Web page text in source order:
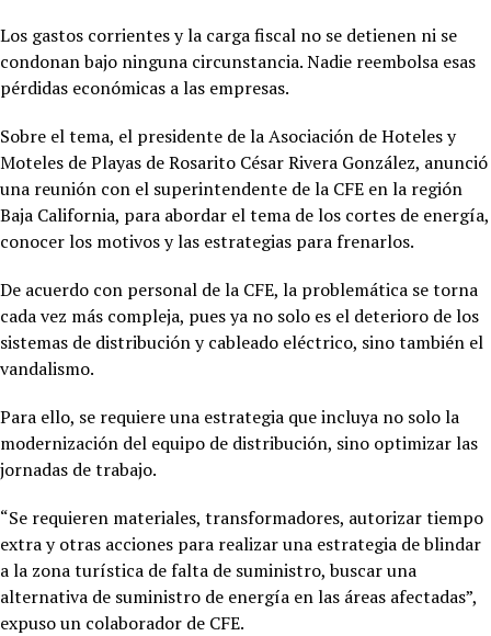
Los gastos corrientes y la carga fiscal no se detienen ni se
condonan bajo ninguna circunstancia. Nadie reembolsa esas
pérdidas económicas a las empresas.
Sobre el tema, el presidente de la Asociación de Hoteles y
Moteles de Playas de Rosarito César Rivera González, anunció
una reunión con el superintendente de la CFE en la región
Baja California, para abordar el tema de los cortes de energía,
conocer los motivos y las estrategias para frenarlos.
De acuerdo con personal de la CFE, la problemática se torna
cada vez más compleja, pues ya no solo es el deterioro de los
sistemas de distribución y cableado eléctrico, sino también el
vandalismo.
Para ello, se requiere una estrategia que incluya no solo la
modernización del equipo de distribución, sino optimizar las
jornadas de trabajo.
“Se requieren materiales, transformadores, autorizar tiempo
extra y otras acciones para realizar una estrategia de blindar
a la zona turística de falta de suministro, buscar una
alternativa de suministro de energía en las áreas afectadas”,
expuso un colaborador de CFE.